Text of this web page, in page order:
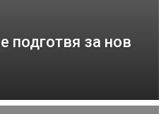
подготвя за нов